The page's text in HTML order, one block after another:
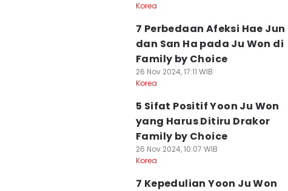
Korea
7 Perbedaan Afeksi Hae Jun
dan San Ha pada Ju Won di
Family by Choice
26 Nov 2024, 17:11 WIB
Korea
5 Sifat Positif Yoon Ju Won
yang Harus Ditiru Drakor
Family by Choice
26 Nov 2024, 10:07 WIB
Korea
7 Kepedulian Yoon Ju Won